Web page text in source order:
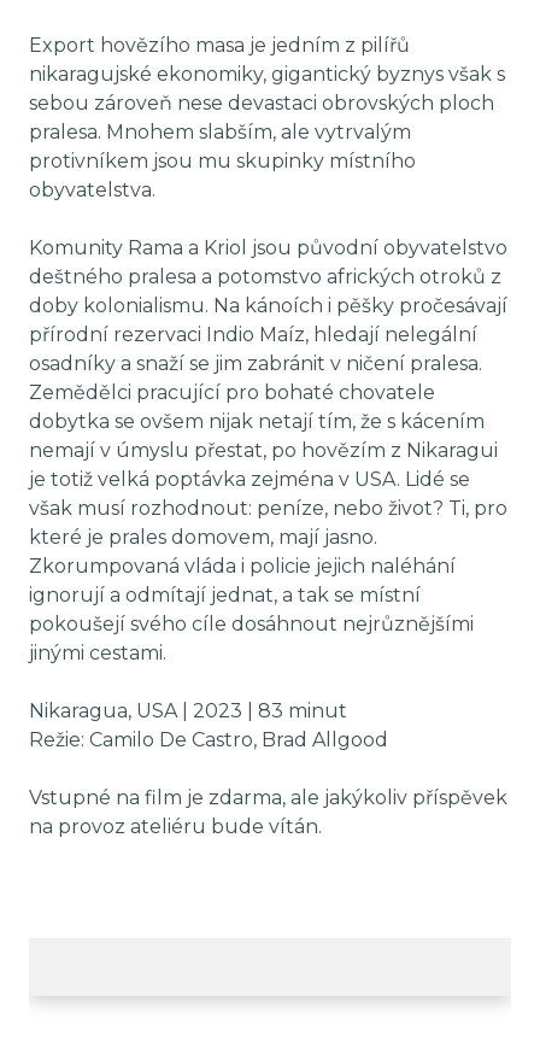
Export hovězího masa je jedním z pilířů
nikaragujské ekonomiky, gigantický byznys však s
sebou zároveň nese devastaci obrovských ploch
pralesa. Mnohem slabším, ale vytrvalým
protivníkem jsou mu skupinky místního
obyvatelstva.
Komunity Rama a Kriol jsou původní obyvatelstvo
deštného pralesa a potomstvo afrických otroků z
doby kolonialismu. Na kánoích i pěšky pročesávají
přírodní rezervaci Indio Maíz, hledají nelegální
osadníky a snaží se jim zabránit v ničení pralesa.
Zemědělci pracující pro bohaté chovatele
dobytka se ovšem nijak netají tím, že s kácením
nemají v úmyslu přestat, po hovězím z Nikaragui
je totiž velká poptávka zejména v USA. Lidé se
však musí rozhodnout: peníze, nebo život? Ti, pro
které je prales domovem, mají jasno.
Zkorumpovaná vláda i policie jejich naléhání
ignorují a odmítají jednat, a tak se místní
pokoušejí svého cíle dosáhnout nejrůznějšími
jinými cestami.
Nikaragua, USA | 2023 | 83 minut
Režie: Camilo De Castro, Brad Allgood
Vstupné na film je zdarma, ale jakýkoliv příspěvek
na provoz ateliéru bude vítán.